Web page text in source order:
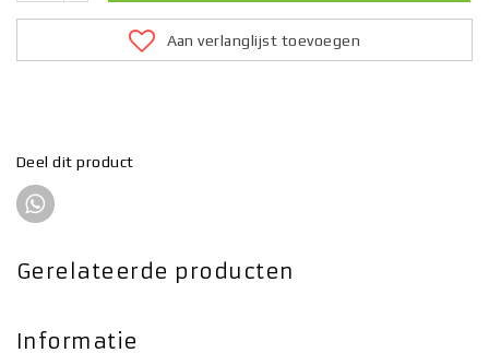
Aan verlanglijst toevoegen
Deel dit product
Gerelateerde producten
Informatie